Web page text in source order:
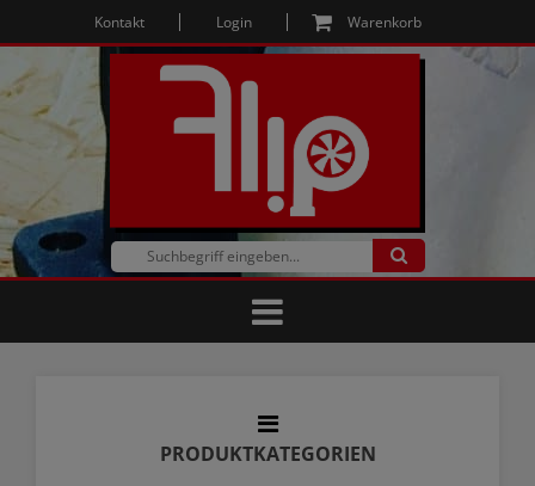
Kontakt Login Warenkorb
PRODUKTKATEGORIEN